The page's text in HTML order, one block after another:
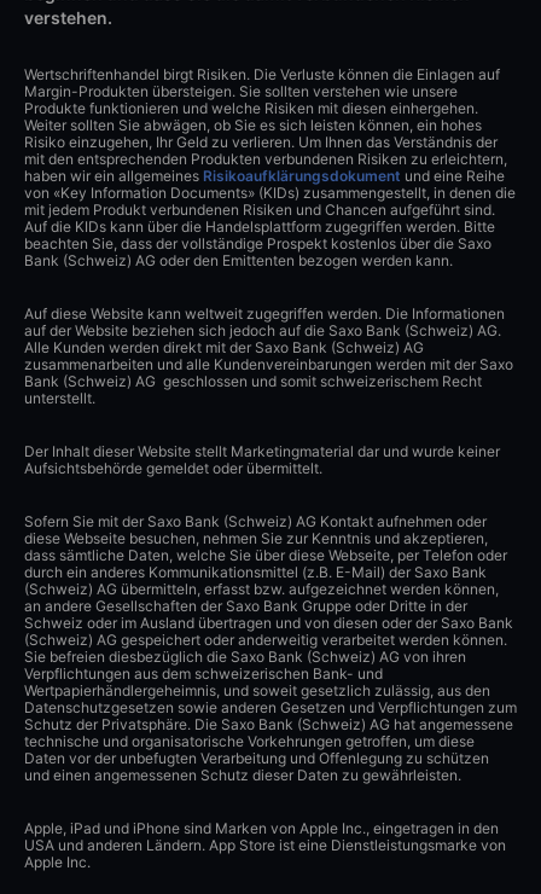
verstehen.
Wertschriftenhandel birgt Risiken. Die Verluste können die Einlagen auf
Margin-Produkten übersteigen. Sie sollten verstehen wie unsere
Produkte funktionieren und welche Risiken mit diesen einhergehen.
Weiter sollten Sie abwägen, ob Sie es sich leisten können, ein hohes
Risiko einzugehen, Ihr Geld zu verlieren. Um Ihnen das Verständnis der
mit den entsprechenden Produkten verbundenen Risiken zu erleichtern,
haben wir ein allgemeines Risikoaufklärungsdokument und eine Reihe
von «Key Information Documents» (KIDs) zusammengestellt, in denen die
mit jedem Produkt verbundenen Risiken und Chancen aufgeführt sind.
Auf die KIDs kann über die Handelsplattform zugegriffen werden. Bitte
beachten Sie, dass der vollständige Prospekt kostenlos über die Saxo
Bank (Schweiz) AG oder den Emittenten bezogen werden kann.
Auf diese Website kann weltweit zugegriffen werden. Die Informationen
auf der Website beziehen sich jedoch auf die Saxo Bank (Schweiz) AG.
Alle Kunden werden direkt mit der Saxo Bank (Schweiz) AG
zusammenarbeiten und alle Kundenvereinbarungen werden mit der Saxo
Bank (Schweiz) AG geschlossen und somit schweizerischem Recht
unterstellt.
Der Inhalt dieser Website stellt Marketingmaterial dar und wurde keiner
Aufsichtsbehörde gemeldet oder übermittelt.
Sofern Sie mit der Saxo Bank (Schweiz) AG Kontakt aufnehmen oder
diese Webseite besuchen, nehmen Sie zur Kenntnis und akzeptieren,
dass sämtliche Daten, welche Sie über diese Webseite, per Telefon oder
durch ein anderes Kommunikationsmittel (z.B. E-Mail) der Saxo Bank
(Schweiz) AG übermitteln, erfasst bzw. aufgezeichnet werden können,
an andere Gesellschaften der Saxo Bank Gruppe oder Dritte in der
Schweiz oder im Ausland übertragen und von diesen oder der Saxo Bank
(Schweiz) AG gespeichert oder anderweitig verarbeitet werden können.
Sie befreien diesbezüglich die Saxo Bank (Schweiz) AG von ihren
Verpflichtungen aus dem schweizerischen Bank- und
Wertpapierhändlergeheimnis, und soweit gesetzlich zulässig, aus den
Datenschutzgesetzen sowie anderen Gesetzen und Verpflichtungen zum
Schutz der Privatsphäre. Die Saxo Bank (Schweiz) AG hat angemessene
technische und organisatorische Vorkehrungen getroffen, um diese
Daten vor der unbefugten Verarbeitung und Offenlegung zu schützen
und einen angemessenen Schutz dieser Daten zu gewährleisten.
Apple, iPad und iPhone sind Marken von Apple Inc., eingetragen in den
USA und anderen Ländern. App Store ist eine Dienstleistungsmarke von
Apple Inc.